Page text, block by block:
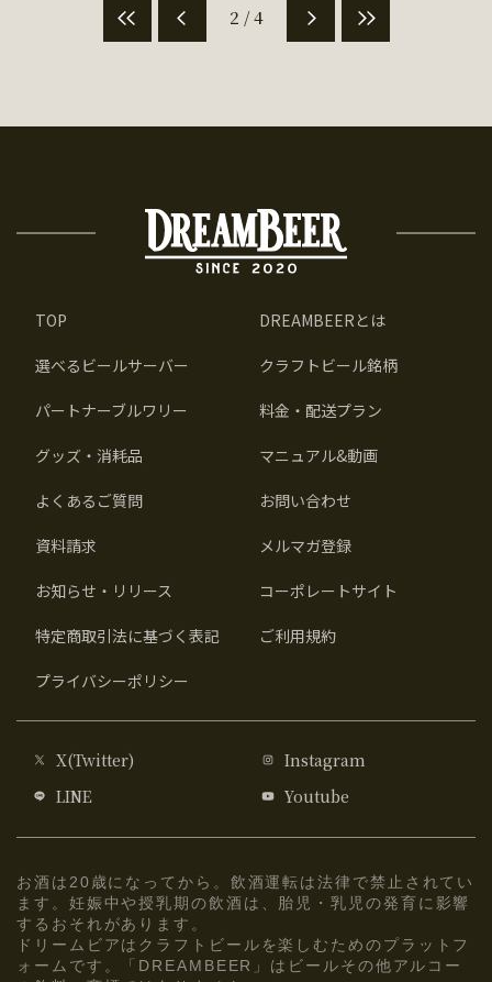
2 / 4
TOP DREAMBEERとは
選べるビールサーバー クラフトビール銘柄
パートナーブルワリー 料金・配送プラン
グッズ・消耗品 マニュアル&動画
よくあるご質問 お問い合わせ
資料請求 メルマガ登録
お知らせ・リリース コーポレートサイト
特定商取引法に基づく表記 ご利用規約
プライバシーポリシー
X(Twitter)
Instagram
LINE
Youtube
お酒は20歳になってから。飲酒運転は法律で禁止されてい
ます。妊娠中や授乳期の飲酒は、胎児・乳児の発育に影響
するおそれがあります。
ドリームビアはクラフトビールを楽しむためのプラットフ
ォームです。「DREAMBEER」はビールその他アルコー